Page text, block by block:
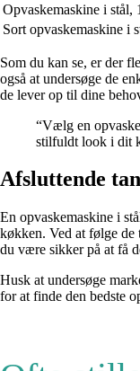
Opvaskemaskine i stål,
Sort opvaskemaskine i
Som du kan se, er der
også at undersøge de
de lever op til dine
“Vælg en
stilfuldt look i dit
Afsluttende
En opvaskemaskine i
køkken. Ved at følge
du være sikker på at få
Husk at undersøge
for at finde den bedste